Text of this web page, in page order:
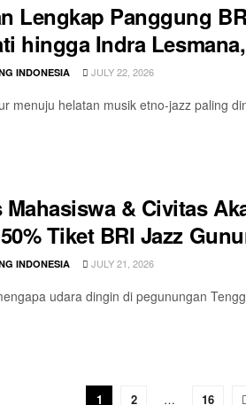
Lengkap Panggung
hingga Indra
INDONESIA JULY 22, 2026
menuju helatan musik etno-jazz paling
& Civitas
Tiket BRI Jazz
INDONESIA JULY 21, 2026
udara dingin di pegunungan
1 2 … 16